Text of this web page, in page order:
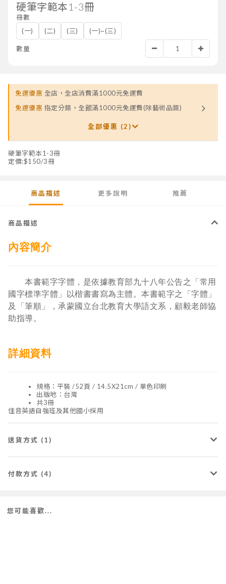
硬筆字範本1-3冊
冊數
(一)
(二) (三) (一)~(三)
數量
免運優惠 全店，全店消費滿1000元免運費
免運優惠 指定分類，全館滿1000元免運費(除藝術品類)
全部優惠 (2)
硬筆字範本1-3冊
定價:$150/3冊
商品描述 更多說明 推薦
商品描述
內容簡介
本書範字字體，是依據教育部九十八年公告之「常用
國字標準字體」以楷書書寫為主體。本書範字之「字體」
及「筆順」，承蒙國立台北教育大學語文系，顧毅老師協
助指導。
詳細資料
規格：平裝 /52頁 / 14.5X21cm / 單色印刷
出版地：台灣
共3冊
佳音英語自強班及其他國小採用
送貨方式 (1)
付款方式 (4)
您可能喜歡...